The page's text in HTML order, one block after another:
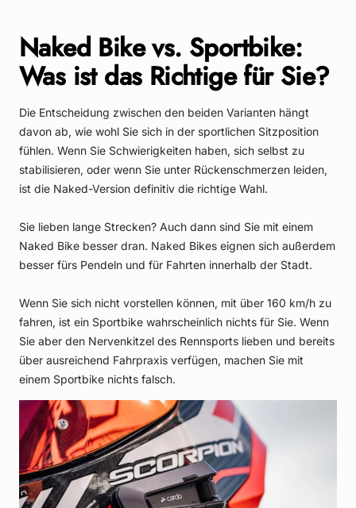
Naked Bike vs. Sportbike:
Was ist das Richtige für Sie?
Die Entscheidung zwischen den beiden Varianten hängt
davon ab, wie wohl Sie sich in der sportlichen Sitzposition
fühlen. Wenn Sie Schwierigkeiten haben, sich selbst zu
stabilisieren, oder wenn Sie unter Rückenschmerzen leiden,
ist die Naked-Version definitiv die richtige Wahl.
Sie lieben lange Strecken? Auch dann sind Sie mit einem
Naked Bike besser dran. Naked Bikes eignen sich außerdem
besser fürs Pendeln und für Fahrten innerhalb der Stadt.
Wenn Sie sich nicht vorstellen können, mit über 160 km/h zu
fahren, ist ein Sportbike wahrscheinlich nichts für Sie. Wenn
Sie aber den Nervenkitzel des Rennsports lieben und bereits
über ausreichend Fahrpraxis verfügen, machen Sie mit
einem Sportbike nichts falsch.